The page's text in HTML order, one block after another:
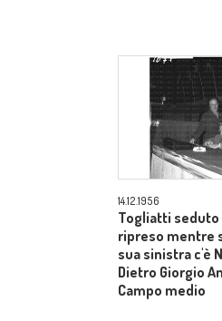
14.12.1956
Togliatti
ripreso mentre
sua sinistra c'è
Dietro Giorgio
Campo medio